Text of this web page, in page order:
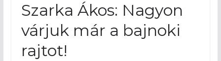
Szarka Ákos: Nagyon
várjuk már a bajnoki
rajtot!